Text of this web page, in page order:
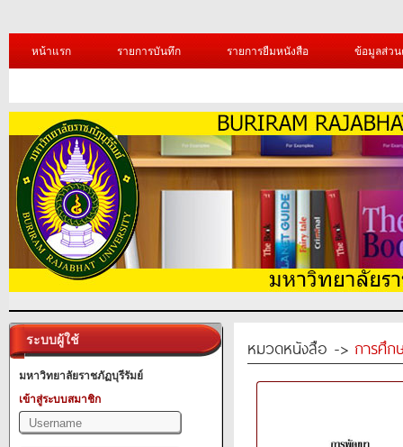
หน้าแรก รายการบันทึก รายการยืมหนังสือ ข้อมูลส่ว
ระบบผู้ใช้
มหาวิทยาลัยราชภัฏบุรีรัมย์
เข้าสู่ระบบสมาชิก
หมวดหนังสือ -> การศึก